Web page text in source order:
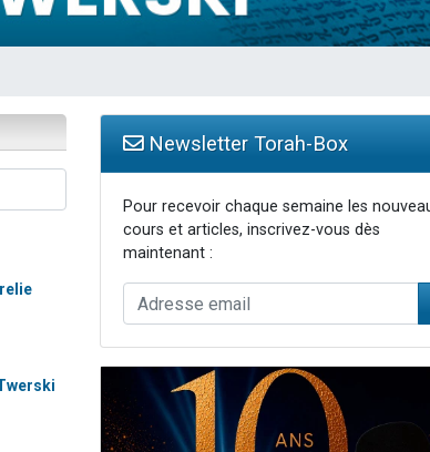
de violences... Newsletter Torah-Box
Pour recevoir chaque semaine les
cours et articles, inscrivez-vous dès
maintenant :